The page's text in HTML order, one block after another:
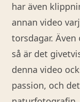
har även
annan video
torsdagar.
så är det
denna video
passion, och